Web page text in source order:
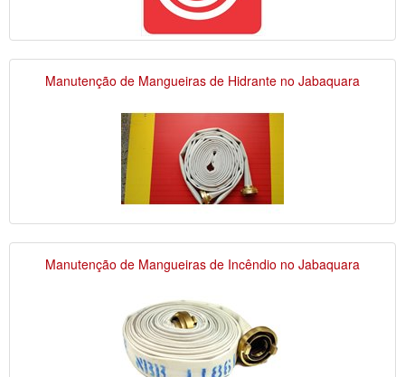
Manutenção de Mangueiras de Hidrante no Jabaquara
Manutenção de Mangueiras de Incêndio no Jabaquara